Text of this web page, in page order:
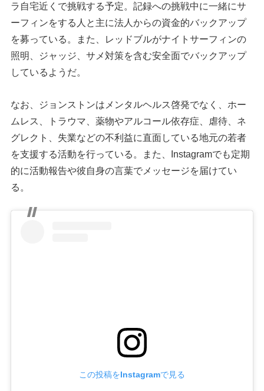
ラ自宅近くで挑戦する予定。記録への挑戦中に一緒にサ
ーフィンをする人と主に法人からの資金的バックアップ
を募っている。また、レッドブルがナイトサーフィンの
照明、ジャッジ、サメ対策を含む安全面でバックアップ
しているようだ。
なお、ジョンストンはメンタルヘルス啓発でなく、ホー
ムレス、トラウマ、薬物やアルコール依存症、虐待、ネ
グレクト、失業などの不利益に直面している地元の若者
を支援する活動を行っている。また、Instagramでも定期
的に活動報告や彼自身の言葉でメッセージを届けてい
る。
この投稿をInstagramで見る